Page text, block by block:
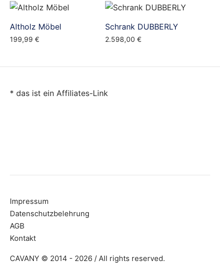
Altholz Möbel
199,99 €
Schrank DUBBERLY
2.598,00 €
* das ist ein Affiliates-Link
Impressum
Datenschutzbelehrung
AGB
Kontakt
CAVANY © 2014 - 2026 / All rights reserved.